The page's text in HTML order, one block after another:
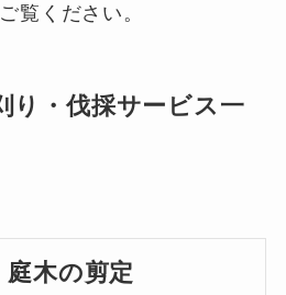
覧ください。
り・伐採サービス一
庭木の剪定